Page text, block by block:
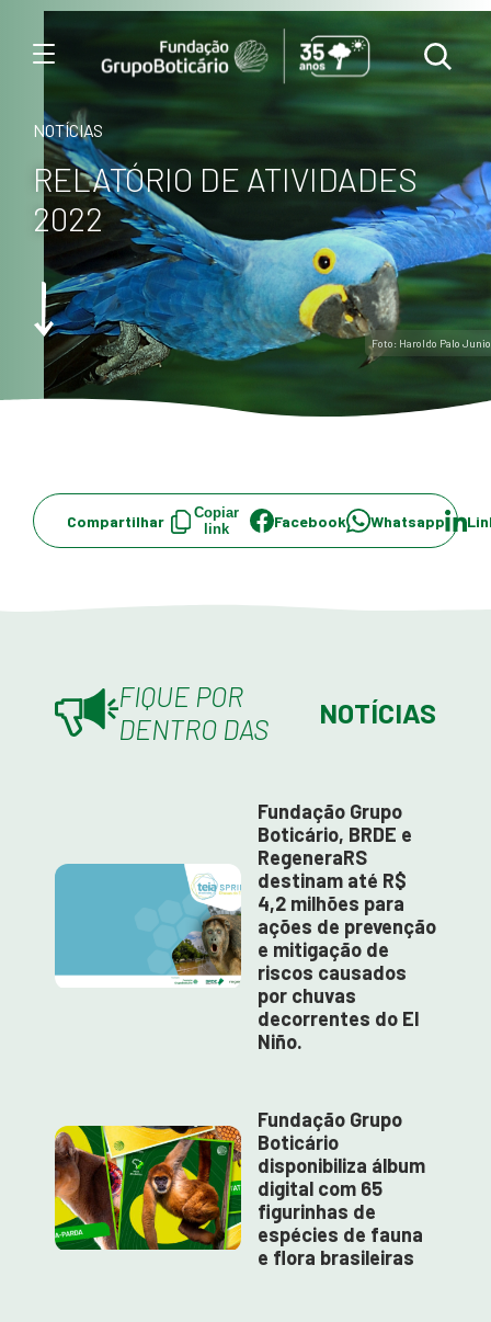
Menu
Foto: Haroldo Palo
NOTÍCIAS
RELATÓRIO DE ATIVIDADES
2022
Compartilhar
Copiar
link
Facebook Whatsapp
FIQUE POR
DENTRO DAS
NOTÍCIAS
Fundação Grupo
Boticário, BRDE e
RegeneraRS
destinam até R$
4,2 milhões para
ações de prevenção
e mitigação de
riscos causados
por chuvas
decorrentes do El
Niño.
Fundação Grupo
Boticário
disponibiliza álbum
digital com 65
figurinhas de
espécies de fauna
e flora brasileiras